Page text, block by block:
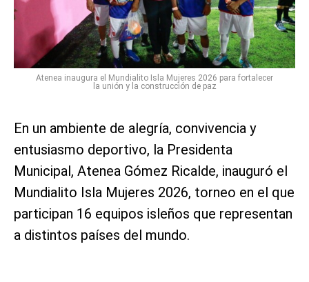
Atenea inaugura el Mundialito Isla Mujeres 2026 para fortalecer
la unión y la construcción de paz
En un ambiente de alegría, convivencia y
entusiasmo deportivo, la Presidenta
Municipal, Atenea Gómez Ricalde, inauguró el
Mundialito Isla Mujeres 2026, torneo en el que
participan 16 equipos isleños que representan
a distintos países del mundo.